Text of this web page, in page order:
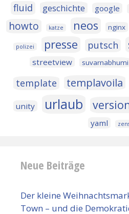
fluid
geschichte google
howto katze neos nginx
polizei presse putsch
streetview suvarnabhumi
template templavoila
unity urlaub
yaml
Neue Beiträge
Der kleine
Town – und die